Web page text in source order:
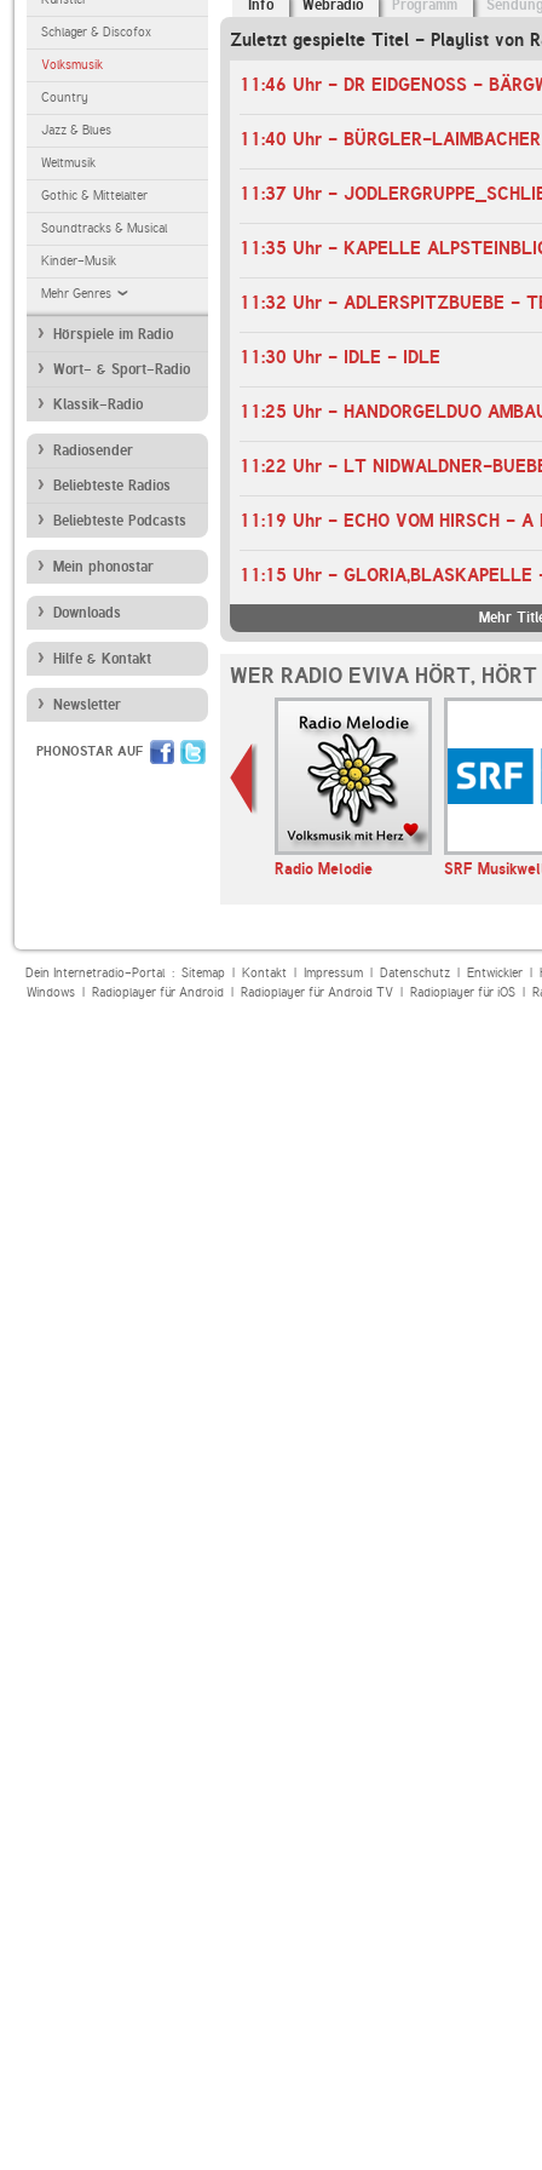
Schlager & Discofox
Volksmusik
Country
Jazz & Blues
Weltmusik
Gothic & Mittelalter
Soundtracks & Musical
Kinder-Musik
Mehr Genres
Hörspiele im Radio
Wort- & Sport-Radio
Klassik-Radio
Radiosender
Beliebteste Radios
Beliebteste Podcasts
Mein phonostar
Downloads
Hilfe & Kontakt
Newsletter
PHONOSTAR AUF
Info Webradio Programm
Zuletzt gespielte Titel - Playlist von
11:46 Uhr - DR EIDGENOSS -
11:32 Uhr - ADLERSPITZBUEBE -
11:30 Uhr - IDLE - IDLE
11:22 Uhr - LT NIDWALDNER-
11:19 Uhr - ECHO VOM HIRSCH - A
11:15 Uhr - GLORIA,BLASKAPELLE
Mehr
WER RADIO EVIVA HÖRT,
Radio Melodie SRF
Dein Internetradio-Portal : Sitemap| Kontakt| Impressum| Datenschutz| Entwickler|
Windows| Radioplayer für Android| Radioplayer für Android TV| Radioplayer für iOS|